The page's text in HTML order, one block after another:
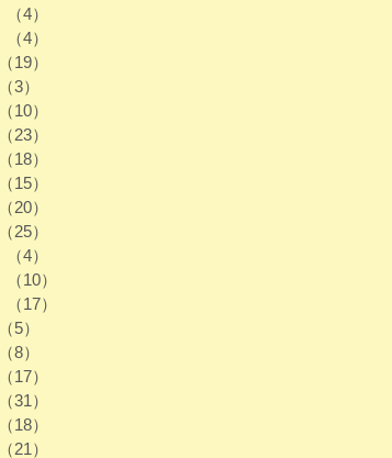
（4）
（4）
（19）
（3）
（10）
（23）
（18）
（15）
（20）
（25）
（4）
（10）
（17）
（5）
（8）
（17）
（31）
（18）
（21）